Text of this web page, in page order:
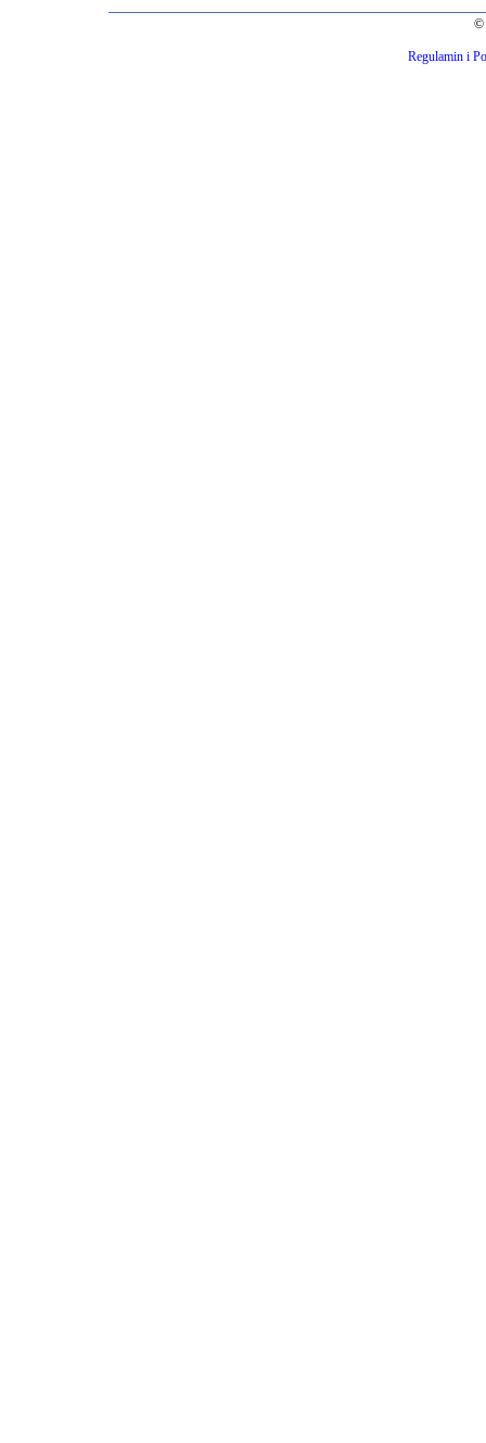
©
Regulamin i